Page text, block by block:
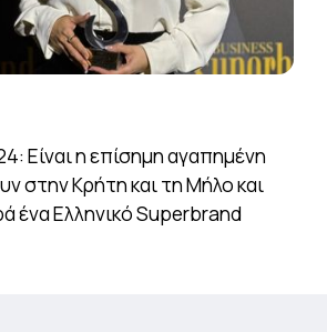
Είναι η επίσημη αγαπημένη
στην Κρήτη και τη Μήλο και
ένα Ελληνικό Superbrand